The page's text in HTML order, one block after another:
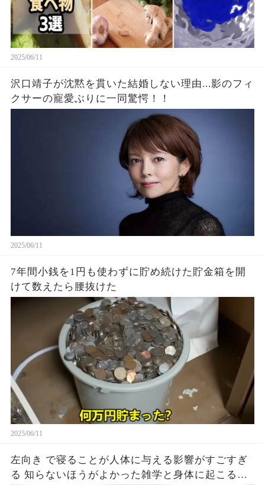
2025/06/11
沢口靖子が沈黙を貫いた結婚しない理由...影のフィ
クサーの寵愛ぶりに一同驚愕！！
2025/06/11
7年間小銭を1円も使わずに貯め続けた貯金箱を開
けて数えたら腰抜けた
2025/06/11
左向き で寝ることが人体に与える影響がすごすぎ
る 知らないほうがよかった雑学と身体に起こる現